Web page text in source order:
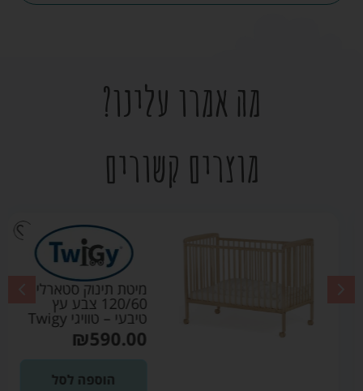
מה אמרו עלינו?
מוצרים קשורים
מיטת תינוק סטארלייט
120/60 צבע עץ
טיבעי – טוויגי Twigy
₪590.00
הוספה לסל